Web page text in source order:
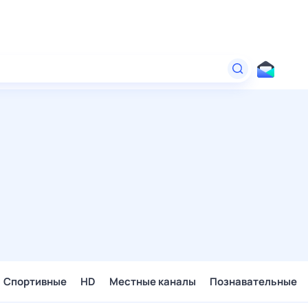
Спортивные HD Местные каналы Познавательные